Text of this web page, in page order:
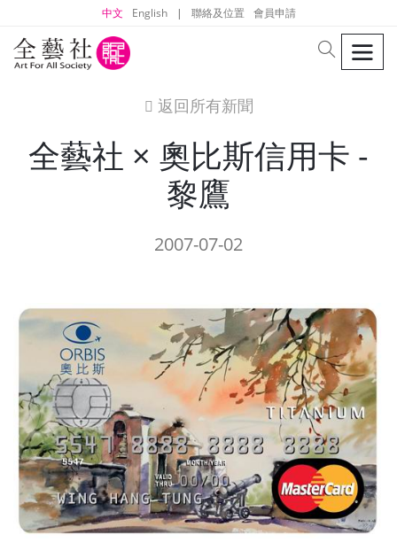
中文 English | 聯絡及位置 會員申請
search
icon
返回所有新聞
全藝社 × 奧比斯信用卡 -
黎鷹
2007-07-02